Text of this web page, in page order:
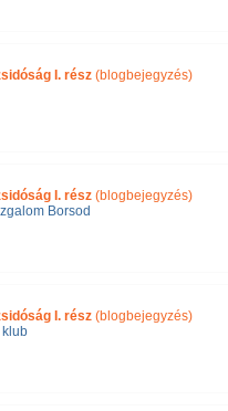
I. rész (blogbejegyzés)
I. rész (blogbejegyzés)
Borsod
I. rész (blogbejegyzés)
klub